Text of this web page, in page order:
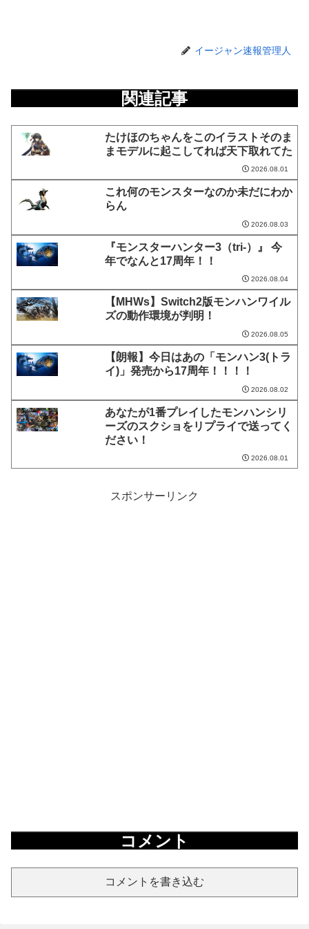
イージャン速報管理人
関連記事
たけほのちゃんをこのイラストそのま
まモデルに起こしてれば天下取れてた
2026.08.01
これ何のモンスターなのか未だにわか
らん
2026.08.03
『モンスターハンター3（tri-）』 今
年でなんと17周年！！
2026.08.04
【MHWs】Switch2版モンハンワイル
ズの動作環境が判明！
2026.08.05
【朗報】今日はあの「モンハン3(トラ
イ)」発売から17周年！！！！
2026.08.02
あなたが1番プレイしたモンハンシリ
ーズのスクショをリプライで送ってく
ださい！
2026.08.01
スポンサーリンク
コメント
コメントを書き込む